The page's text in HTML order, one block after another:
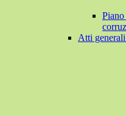
Atti generali